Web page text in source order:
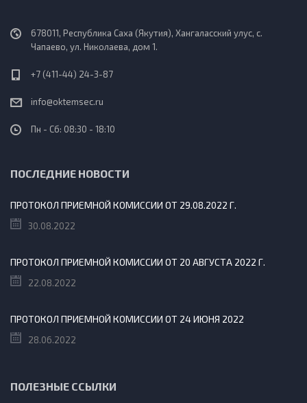
678011, Республика Саха (Якутия), Хангаласский улус, с.
Чапаево, ул. Николаева, дом 1.
+7 (411-44) 24-3-87
info@oktemsec.ru
Пн - Сб: 08:30 - 18:10
ПОСЛЕДНИЕ НОВОСТИ
ПРОТОКОЛ ПРИЕМНОЙ КОМИССИИ ОТ 29.08.2022 Г.
30.08.2022
ПРОТОКОЛ ПРИЕМНОЙ КОМИССИИ ОТ 20 АВГУСТА 2022 Г.
22.08.2022
ПРОТОКОЛ ПРИЕМНОЙ КОМИССИИ ОТ 24 ИЮНЯ 2022
28.06.2022
ПОЛЕЗНЫЕ ССЫЛКИ